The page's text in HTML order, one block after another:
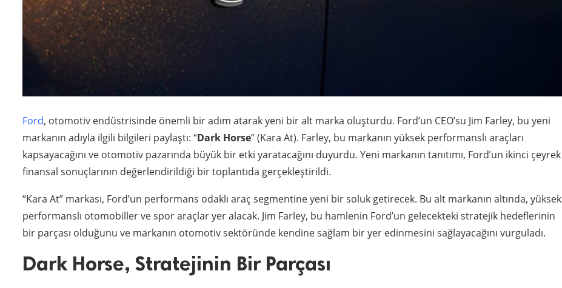
Ford, otomotiv endüstrisinde önemli bir adım atarak yeni bir alt marka oluşturdu. Ford’un CEO’su Jim Farley, bu yeni
markanın adıyla ilgili bilgileri paylaştı: “Dark Horse” (Kara At). Farley, bu markanın yüksek performanslı araçları
kapsayacağını ve otomotiv pazarında büyük bir etki yaratacağını duyurdu. Yeni markanın tanıtımı, Ford’un ikinci çeyrek
finansal sonuçlarının değerlendirildiği bir toplantıda gerçekleştirildi.
“Kara At” markası, Ford’un performans odaklı araç segmentine yeni bir soluk getirecek. Bu alt markanın altında, yüksek
performanslı otomobiller ve spor araçlar yer alacak. Jim Farley, bu hamlenin Ford’un gelecekteki stratejik hedeflerinin
bir parçası olduğunu ve markanın otomotiv sektöründe kendine sağlam bir yer edinmesini sağlayacağını vurguladı.
Dark Horse, Stratejinin Bir Parçası